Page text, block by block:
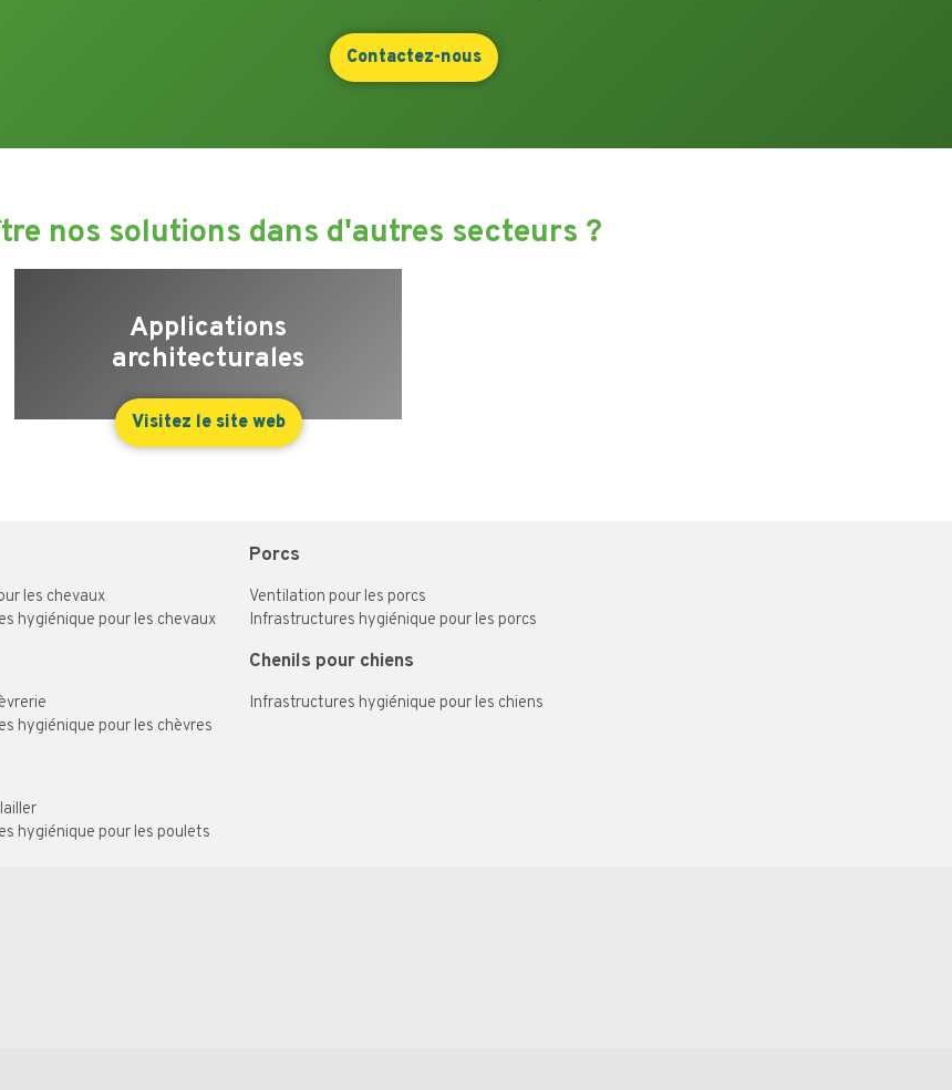
Contactez-nous
nos solutions dans d'autres secteurs ?
Applications
architecturales
Visitez le site web
les chevaux
hygiénique pour les chevaux
hygiénique pour les chèvres
hygiénique pour les poulets
Porcs
Ventilation pour les porcs
Infrastructures hygiénique pour les porcs
Chenils pour chiens
Infrastructures hygiénique pour les chiens